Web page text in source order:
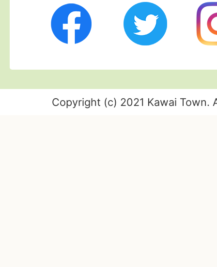
Facebook Twitter
Copyright (c) 2021 Kawai Town.